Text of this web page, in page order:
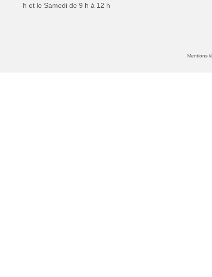
h et le Samedi de 9 h à 12 h
Mentions